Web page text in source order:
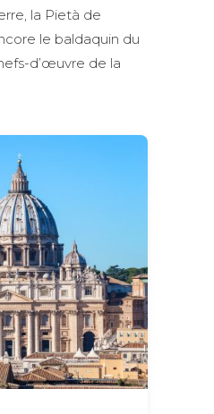
la Pietà de
le baldaquin du
d’œuvre de la